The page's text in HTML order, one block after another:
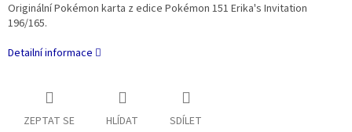
Originální Pokémon karta z edice Pokémon 151 Erika's Invitation
196/165.
Detailní informace
ZEPTAT SE HLÍDAT SDÍLET